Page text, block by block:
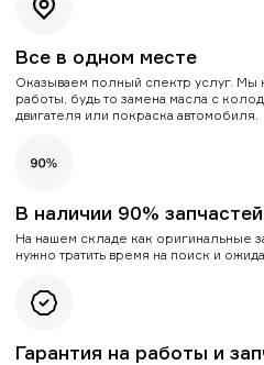
Все в одном месте
Оказываем полный спектр услуг. Мы
работы, будь то замена масла с
двигателя или покраска автомобиля.
В наличии 90% запчастей
На нашем складе как оригинальные
нужно тратить время на поиск и
Гарантия на работы и